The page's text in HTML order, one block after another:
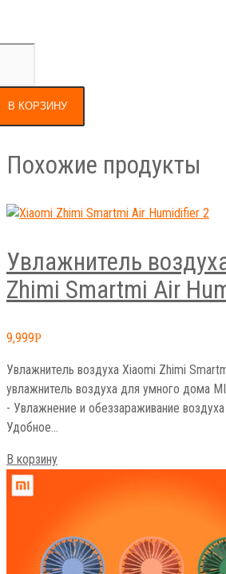
В КОРЗИНУ
Похожие продукты
Увлажнитель
Zhimi Smartmi Air
9,999Р
Увлажнитель воздуха Xiaomi Zhimi
увлажнитель воздуха для умного дома
- Увлажнение и обеззараживание
Удобное…
В корзину